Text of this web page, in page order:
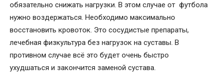
обязательно снижать нагрузки. В этом случае от футбола
нужно воздержаться. Необходимо максимально
восстановить кровоток. Это сосудистые препараты,
лечебная физкультура без нагрузок на суставы. В
противном случае всё это будет очень быстро
ухудшаться и закончится заменой сустава.